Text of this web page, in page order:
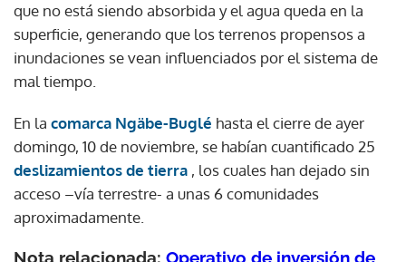
que no está siendo absorbida y el agua queda en la
superficie, generando que los terrenos propensos a
inundaciones se vean influenciados por el sistema de
mal tiempo.
En la comarca Ngäbe-Buglé hasta el cierre de ayer
domingo, 10 de noviembre, se habían cuantificado 25
deslizamientos de tierra , los cuales han dejado sin
acceso –vía terrestre- a unas 6 comunidades
aproximadamente.
Nota relacionada: Operativo de inversión de